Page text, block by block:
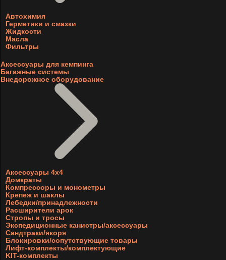
Автохимия
Герметики и смазки
Жидкости
Масла
Фильтры
Аксессуары для кемпинга
Багажные системы
Внедорожное оборудование
Аксессуары 4х4
Домкраты
Компрессоры и монометры
Крепеж и шаклы
Лебедки/принадлежности
Расширители арок
Стропы и тросы
Экспедиционные канистры/аксессуары
Сандтраки/якоря
Блокировки/сопутствующие товары
Лифт-комплекты/комплектующие
KIT-комплекты